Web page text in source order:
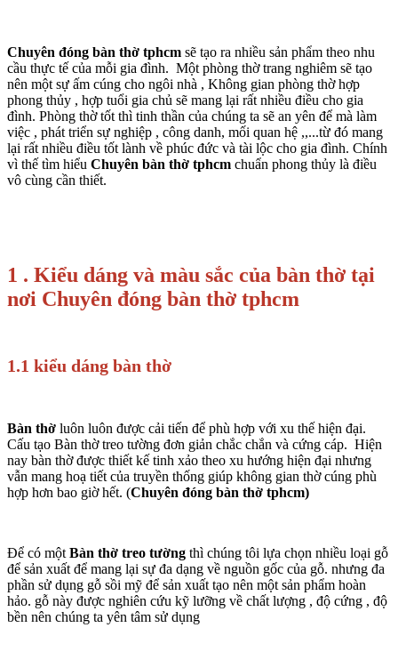
Chuyên đóng bàn thờ tphcm sẽ tạo ra nhiều sản phẩm theo nhu
cầu thực tế của mỗi gia đình. Một phòng thờ trang nghiêm sẽ tạo
nên một sự ấm cúng cho ngôi nhà , Không gian phòng thờ hợp
phong thủy , hợp tuổi gia chủ sẽ mang lại rất nhiều điều cho gia
đình. Phòng thờ tốt thì tinh thần của chúng ta sẽ an yên để mà làm
việc , phát triển sự nghiệp , công danh, mối quan hệ ,,...từ đó mang
lại rất nhiều điều tốt lành về phúc đức và tài lộc cho gia đình. Chính
vì thế tìm hiểu Chuyên bàn thờ tphcm chuẩn phong thủy là điều
vô cùng cần thiết.
1 . Kiểu dáng và màu sắc của bàn thờ tại
nơi Chuyên đóng bàn thờ tphcm
1.1 kiểu dáng bàn thờ
Bàn thờ luôn luôn được cải tiến để phù hợp với xu thế hiện đại.
Cấu tạo Bàn thờ treo tường đơn giản chắc chắn và cứng cáp. Hiện
nay bàn thờ được thiết kế tinh xảo theo xu hướng hiện đại nhưng
vẫn mang hoạ tiết của truyền thống giúp không gian thờ cúng phù
hợp hơn bao giờ hết. (Chuyên đóng bàn thờ tphcm)
Để có một Bàn thờ treo tường thì chúng tôi lựa chọn nhiều loại gỗ
để sản xuất để mang lại sự đa dạng về nguồn gốc của gỗ. nhưng đa
phần sử dụng gỗ sồi mỹ để sản xuất tạo nên một sản phẩm hoàn
hảo. gỗ này được nghiên cứu kỹ lưỡng về chất lượng , độ cứng , độ
bền nên chúng ta yên tâm sử dụng